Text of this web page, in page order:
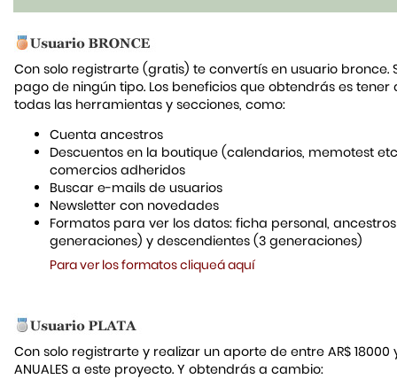
Con solo registrarte (gratis) te convertís en usuario bronce.
pago de ningún tipo. Los beneficios que obtendrás es tener
todas las herramientas y secciones, como:
Cuenta ancestros
Descuentos en la boutique (calendarios, memotest
comercios adheridos
Buscar e-mails de usuarios
Newsletter con novedades
Formatos para ver los datos: ficha personal,
generaciones) y descendientes (3 generaciones)
Para ver los formatos cliqueá aquí
Con solo registrarte y realizar un aporte de entre AR$ 18000
ANUALES a este proyecto. Y obtendrás a cambio: